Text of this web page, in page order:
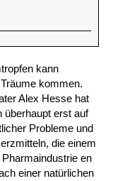
kann
kommen.
Alex Hesse hat
überhaupt erst auf
Probleme und
die einem
en
einer natürlichen